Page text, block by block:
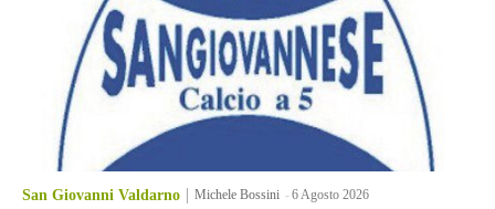
San Giovanni Valdarno Michele Bossini -6 Agosto 2026